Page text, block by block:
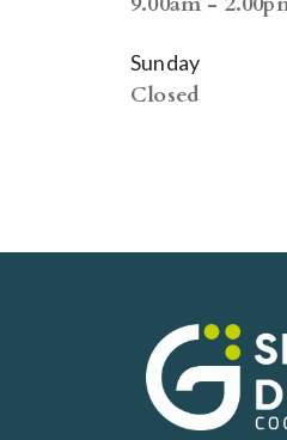
Sunday
Closed